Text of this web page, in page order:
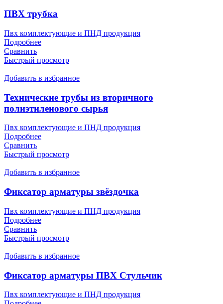
ПВХ трубка
Пвх комплектующие и ПНД продукция
Подробнее
Сравнить
Быстрый просмотр
Добавить в избранное
Технические трубы из вторичного
полиэтиленового сырья
Пвх комплектующие и ПНД продукция
Подробнее
Сравнить
Быстрый просмотр
Добавить в избранное
Фиксатор арматуры звёздочка
Пвх комплектующие и ПНД продукция
Подробнее
Сравнить
Быстрый просмотр
Добавить в избранное
Фиксатор арматуры ПВХ Стульчик
Пвх комплектующие и ПНД продукция